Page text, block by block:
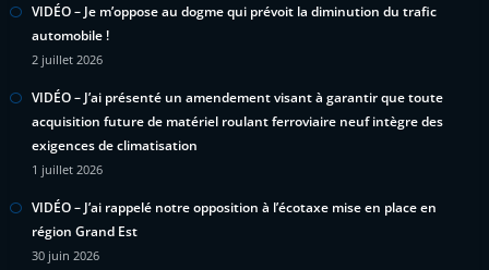
VIDÉO – Je m’oppose au dogme qui prévoit la diminution du trafic
automobile !
2 juillet 2026
VIDÉO – J’ai présenté un amendement visant à garantir que toute
acquisition future de matériel roulant ferroviaire neuf intègre des
exigences de climatisation
1 juillet 2026
VIDÉO – J’ai rappelé notre opposition à l’écotaxe mise en place en
région Grand Est
30 juin 2026